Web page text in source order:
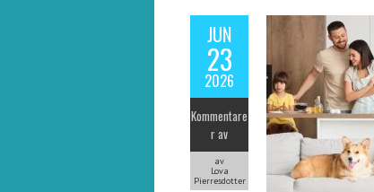
JUN
23
2026
Kommentare
r av
av
Lova
Pierresdotter